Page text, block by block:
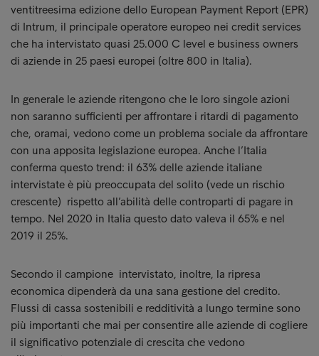
ventitreesima edizione dello European Payment Report (EPR)
di Intrum, il principale operatore europeo nei credit services
che ha intervistato quasi 25.000 C level e business owners
di aziende in 25 paesi europei (oltre 800 in Italia).
In generale le aziende ritengono che le loro singole azioni
non saranno sufficienti per affrontare i ritardi di pagamento
che, oramai, vedono come un problema sociale da affrontare
con una apposita legislazione europea. Anche l’Italia
conferma questo trend: il 63% delle aziende italiane
intervistate è più preoccupata del solito (vede un rischio
crescente) rispetto all’abilità delle controparti di pagare in
tempo. Nel 2020 in Italia questo dato valeva il 65% e nel
2019 il 25%.
Secondo il campione intervistato, inoltre, la ripresa
economica dipenderà da una sana gestione del credito.
Flussi di cassa sostenibili e redditività a lungo termine sono
più importanti che mai per consentire alle aziende di cogliere
il significativo potenziale di crescita che vedono